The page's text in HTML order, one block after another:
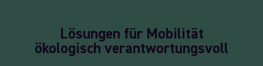
Lösungen für Mobilität
ökologisch verantwortungsvoll